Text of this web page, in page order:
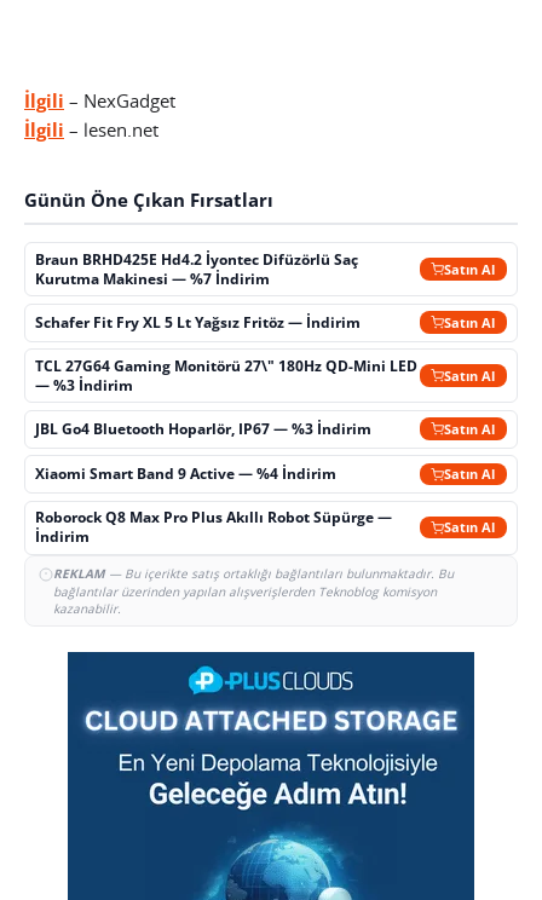
İlgili – NexGadget
İlgili – lesen.net
Günün Öne Çıkan Fırsatları
Braun BRHD425E Hd4.2 İyontec Difüzörlü Saç
Kurutma Makinesi — %7 İndirim
Satın Al
Schafer Fit Fry XL 5 Lt Yağsız Fritöz — İndirim Satın Al
TCL 27G64 Gaming Monitörü 27\" 180Hz QD-Mini LED
— %3 İndirim
Satın Al
JBL Go4 Bluetooth Hoparlör, IP67 — %3 İndirim Satın Al
Xiaomi Smart Band 9 Active — %4 İndirim Satın Al
Roborock Q8 Max Pro Plus Akıllı Robot Süpürge —
İndirim
Satın Al
REKLAM— Bu içerikte satış ortaklığı bağlantıları bulunmaktadır. Bu
bağlantılar üzerinden yapılan alışverişlerden Teknoblog komisyon
kazanabilir.